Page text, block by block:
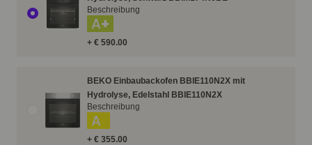
+ € 590.00
A+
Beschreibung
BEKO Einbaubackofen BBIE110N2X mit
Hydrolyse, Edelstahl BBIE110N2X
+ € 355.00
A
Beschreibung